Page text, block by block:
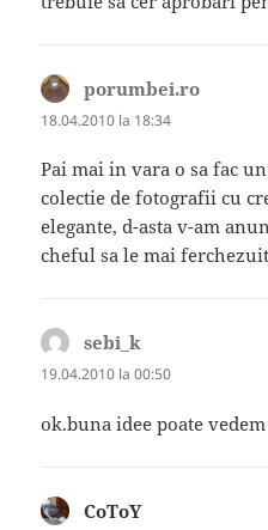
porumbei.ro
18.04.2010 la 18:34
Pai mai in vara o sa fac
colectie de fotografii cu
elegante, d-asta v-am
cheful sa le mai
sebi_k
19.04.2010 la 00:50
ok.buna idee poate
CoToYspune: